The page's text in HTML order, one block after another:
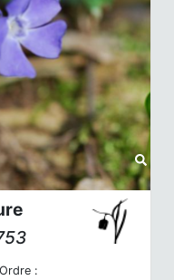
Ordre :